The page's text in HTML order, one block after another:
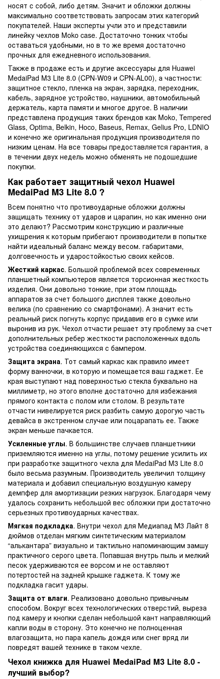
носят с собой, либо детям. Значит и обложки должны
максимально соответствовать запросам этих категорий
покупателей. Наши эксперты учли это и представили
линейку чехлов Moko case. Достаточно тонких чтобы
оставаться удобными, но в то же время достаточно
прочных для ежедневного использования.
Также в продаже есть и другие аксессуары для Huawei
MedaiPad M3 Lite 8.0 (CPN-W09 и CPN-AL00), а частности:
защитное стекло, пленка на экран, зарядка, переходник,
кабель, зарядное устройство, наушники, автомобильный
держатель, карта памяти и многое другое. В наличии
представлена продукция таких брендов как Moko, Tempered
Glass, Optima, Belkin, Hoco, Baseus, Remax, Gelius Pro, LDNIO
и конечно же оригинальная продукция производителя по
низким ценам. На все товары предоставляется гарантия, а
в течении двух недель можно обменять не подошедшие
покупки.
Как работает защитный чехол Huawei
MedaiPad M3 Lite 8.0 ?
Всем понятно что противоударные обложки должны
защищать технику от ударов и царапин, но как именно они
это делают? Рассмотрим конструкцию и различные
ухищрения к которым прибегают производители в попытке
найти идеальный баланс между весом. габаритами,
долговечность и ударостойкостью своих кейсов.
Жесткий каркас. Большой проблемой всех современных
планшетный компьютеров является торсионная жесткость
изделия. Они довольно тонкие, при этом площадь
аппаратов за счет большого дисплея также довольно
велика (по сравнению со смартфонами). А значит есть
реальный риск погнуть корпус придавив его в сумке или
выронив из рук. Чехол отчасти решает эту проблему за счет
дополнительных ребер жесткости расположенных вдоль
устройства соединяющихся с бампером.
Защита экрана. Тот самый каркас как правило имеет
форму ванночки, в которую и помещается ваш гаджет. Ее
края выступают над поверхностью стекла буквально на
миллиметр, но этого вполне достаточно для избежания
прямого контакта с полом или столом. В результате
отчасти нивелируется риск разбить самую дорогую часть
девайса в экстренном случае или поцарапать ее. Также
экран меньше пачкается.
Усиленные углы. В большинстве случаев планшетники
приземляются именно на углы, потому решение усилить их
при разработке защитного чехла для MedaiPad M3 Lite 8.0
было весьма разумным. Производитель увеличил толщину
материала и добавил специальную воздушную камеру
демпфер для амортизации резких нагрузок. Благодаря чему
удалось сохранить небольшой вес обложки при достаточно
серьезных противоударных качествах.
Мягкая подкладка. Внутри чехол для Медиапад М3 Лайт 8
дюймов отделан мягким синтетическим материалом
“алькантара” визуально и тактильно напоминающим замшу
практичного серого цвета. Попавшая внутрь пыль и мелкий
песок удерживаются ее ворсом и не оставляют
потертостей на задней крышке гаджета. К тому же
подкладка гасит удары.
Защита от влаги. Реализовано довольно привычным
способом. Вокруг всех технологических отверстий, выреза
под камеру и кнопки сделан небольшой кант направляющий
капли воды в сторону. Это конечно не полноценная
влагозащита, но пара капель дождя или снег вряд ли
повредят вашей технике в таком чехле.
Чехол книжка для Huawei MedaiPad M3 Lite 8.0 -
лучший выбор?